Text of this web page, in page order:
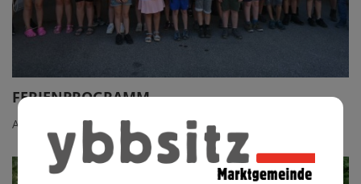
FERIENPROGRAMM
Action bei der Feuerwehr